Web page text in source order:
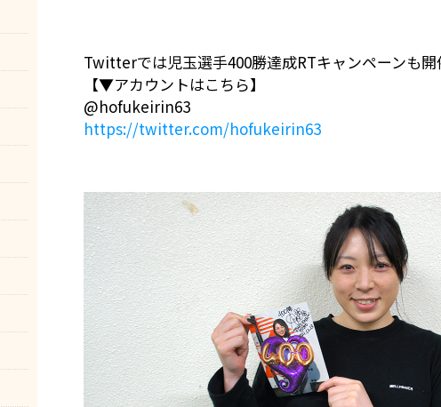
Twitterでは児玉選手400勝達成RTキャンペーンも開
【▼アカウントはこちら】
@hofukeirin63
https://twitter.com/hofukeirin63